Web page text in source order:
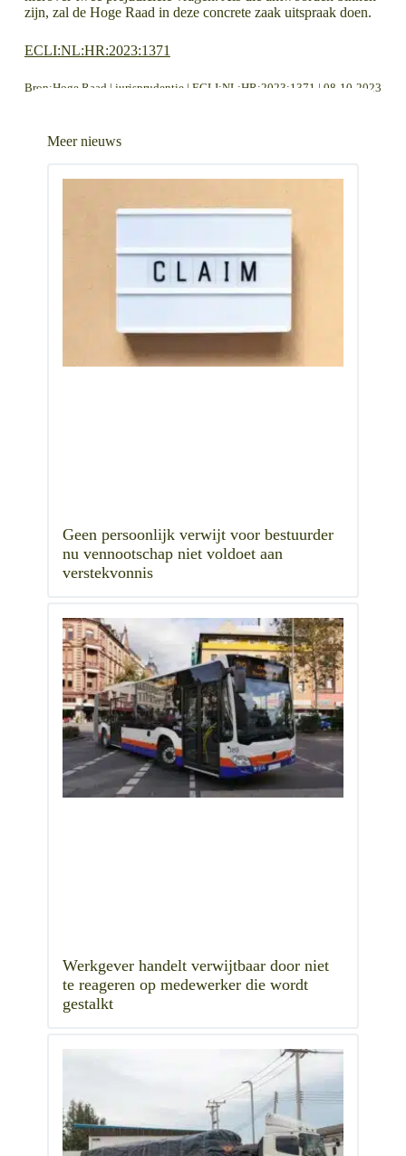
zijn, zal de Hoge Raad in deze concrete zaak uitspraak doen.
ECLI:NL:HR:2023:1371
Bron:Hoge Raad | jurisprudentie | ECLI:NL:HR:2023:1371 | 08-10-2023
Meer nieuws
Geen persoonlijk verwijt voor bestuurder
nu vennootschap niet voldoet aan
verstekvonnis
Werkgever handelt verwijtbaar door niet
te reageren op medewerker die wordt
gestalkt